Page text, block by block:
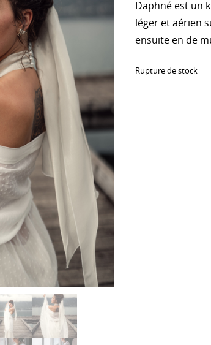
Daphné est un
léger et aérien
ensuite en de
Rupture de stock